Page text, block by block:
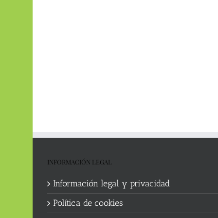
INFORMACIÓN LEGAL
Información legal y privacidad
Política de cookies